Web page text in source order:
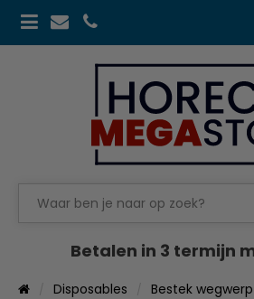
Betalen in 3 termijn
Disposables Bestek wegwerp